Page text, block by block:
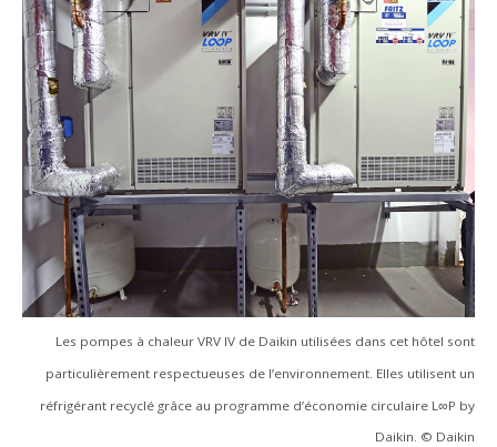
Les pompes à chaleur VRV IV de Daikin utilisées dans cet hôtel sont
particulièrement respectueuses de l’environnement. Elles utilisent un
réfrigérant recyclé grâce au programme d’économie circulaire L∞P by
Daikin. © Daikin